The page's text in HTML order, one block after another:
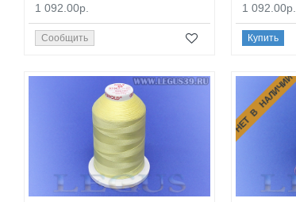
1 092.00р.
Сообщить
1 092.00р.
Купить
НЕТ В НАЛИЧИИ